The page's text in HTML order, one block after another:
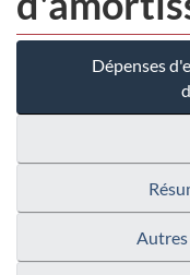
Dépenses
Autres